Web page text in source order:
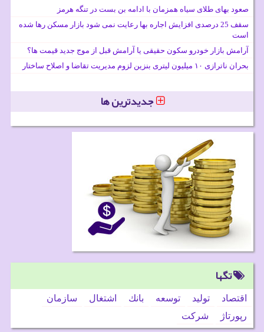
صعود بهای طلای سیاه همزمان با ادامه بن بست در تنگه هرمز
سقف 25 درصدی افزایش اجاره بها رعایت نمی شود بازار مسکن رها شده
است
آرامش بازار خودرو سکون حقیقی یا آرامش قبل از موج جدید قیمت ها؟
بحران ناترازی ۱۰ میلیون لیتری بنزین لزوم مدیریت تقاضا و اصلاح ساختار
جدیدترین ها
تگها
اقتصاد تولید توسعه بانك اشتغال
سازمان
رپورتاژ
شركت